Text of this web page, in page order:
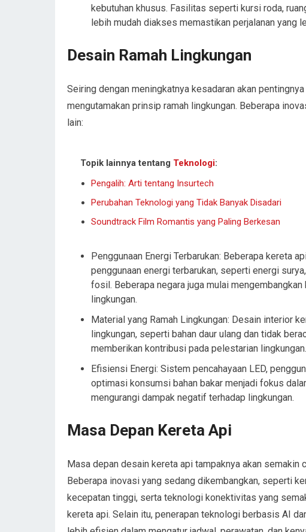
kebutuhan khusus. Fasilitas seperti kursi roda,
lebih mudah diakses memastikan perjalanan yang
Desain Ramah Lingkungan
Seiring dengan meningkatnya kesadaran akan
mengutamakan prinsip ramah lingkungan. Beberapa
lain:
Topik lainnya tentang Teknologi:
Pengalih: Arti tentang Insurtech
Perubahan Teknologi yang Tidak Banyak Disadari
Soundtrack Film Romantis yang Paling Berkesan
Penggunaan Energi Terbarukan: Beberapa kereta
penggunaan energi terbarukan, seperti energi
fosil. Beberapa negara juga mulai
lingkungan.
Material yang Ramah Lingkungan: Desain interior
lingkungan, seperti bahan daur ulang dan tidak
memberikan kontribusi pada pelestarian lingkungan.
Efisiensi Energi: Sistem pencahayaan LED,
optimasi konsumsi bahan bakar menjadi fokus
mengurangi dampak negatif terhadap lingkungan.
Masa Depan Kereta Api
Masa depan desain kereta api tampaknya akan
Beberapa inovasi yang sedang dikembangkan, seperti
kecepatan tinggi, serta teknologi konektivitas yang
kereta api. Selain itu, penerapan teknologi berbasis AI